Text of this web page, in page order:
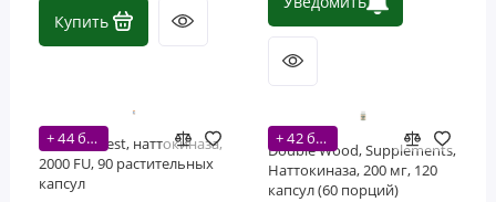
Фосфолипиды
Купить
+ 44 бонусов
Doctor's Best, наттокиназа,
2000 FU, 90 растительных
капсул
+ 42 бонусов
Double Wood, Supplements,
Наттокиназа, 200 мг, 120
капсул (60 порций)